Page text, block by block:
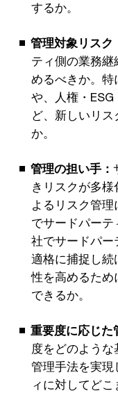
するか。
管理対象リスク
ティ側の業務
めるべきか。特
や、人権・
ど、新しいリ
か。
管理の担い手：
きリスクが多
よるリスク管
でサードパーテ
社でサードパー
適格に捕捉し続
性を高めるため
できるか。
重要度に応じた
度をどのよう
管理手法を実現
ィに対してど